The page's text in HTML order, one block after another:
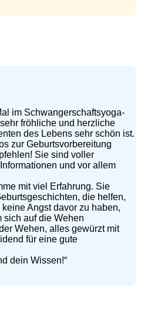
im Schwangerschaftsyoga-
fröhliche und herzliche
des Lebens sehr schön ist.
zur Geburtsvorbereitung
Sie sind voller
und vor allem
mit viel Erfahrung. Sie
die helfen,
Angst davor zu haben,
sich auf die Wehen
Wehen, alles gewürzt mit
für eine gute
dein Wissen!“